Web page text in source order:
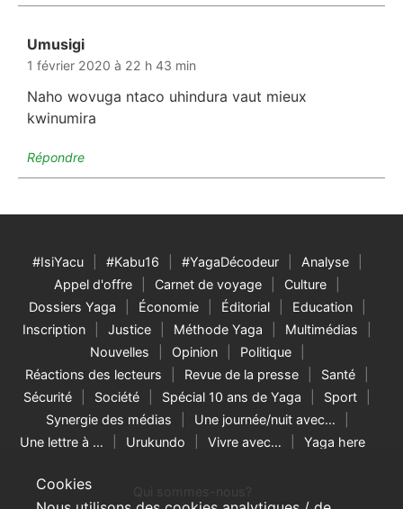
Cookies
Umusigi
1 février 2020 à 22 h 43 min
Naho wovuga ntaco uhindura vaut mieux
kwinumira
Répondre
#IsiYacu #Kabu16 #YagaDécodeur
Analyse
Appel d'offre
Carnet de voyage
Culture
Dossiers Yaga
Économie Éditorial
Education
Inscription
Justice Méthode Yaga
Multimédias
Nouvelles
Opinion
Politique
Réactions des lecteurs
Revue de la presse
Santé
Sécurité
Société Spécial 10 ans de Yaga
Sport
Synergie des médias
Une journée/nuit avec…
Une lettre à …
Urukundo Vivre avec… Yaga here